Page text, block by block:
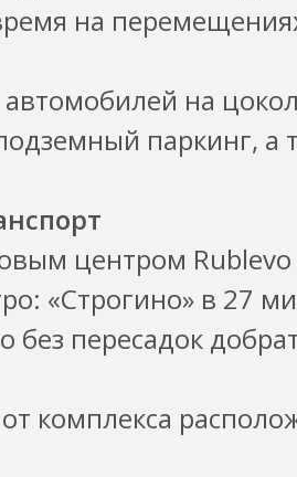
на
на
паркинг, а
центром Rublevo
«Строгино» в 27
без пересадок
комплекса